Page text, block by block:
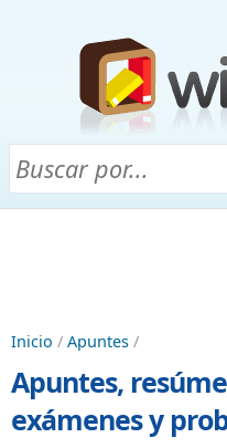
Inicio / Apuntes /
Apuntes,
exámenes y